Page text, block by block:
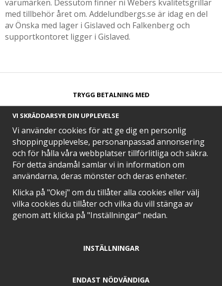
varumärken. Dessutom finner ni Webers kvalitetsgrillar
med tillbehör året om. Addelundbergs.se är idag en del
av Önska med lager i Gislaved och Falkenberg och
supportkontoret ligger i Gislaved.
TRYGG BETALNING MED​
SNABB LEVERANS MED
EN DEL AV
VI SKRÄDDARSYR DIN UPPLEVELSE
Vi använder cookies för att ge dig en personlig
shoppingupplevelse, personanpassad annonsering
och för hålla våra webbplatser tillförlitliga och säkra.
För detta ändamål samlar vi in information om
användarna, deras mönster och deras enheter.
Klicka på "Okej" om du tillåter alla cookies eller välj
vilka cookies du tillåter och vilka du vill stänga av
genom att klicka på "Inställningar" nedan.
INSTÄLLNINGAR
ENDAST NÖDVÄNDIGA